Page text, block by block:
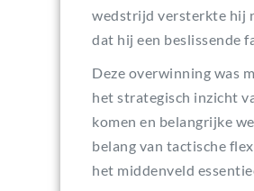
wedstrijd versterkte hij
dat hij een beslissende
Deze overwinning was
het strategisch inzicht
komen en belangrijke
belang van tactische
het middenveld